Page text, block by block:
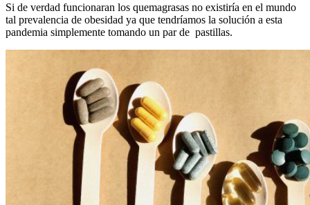
Si de verdad funcionaran los quemagrasas no existiría en el mundo
tal prevalencia de obesidad ya que tendríamos la solución a esta
pandemia simplemente tomando un par de pastillas.